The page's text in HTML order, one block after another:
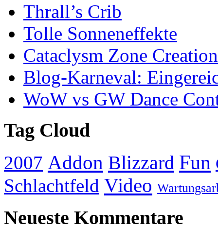
Thrall’s Crib
Tolle Sonneneffekte
Cataclysm Zone
Blog-Karneval:
WoW vs GW Dance
Tag Cloud
2007 Addon Blizzard Fun
Schlachtfeld Video
Neueste Kommentare